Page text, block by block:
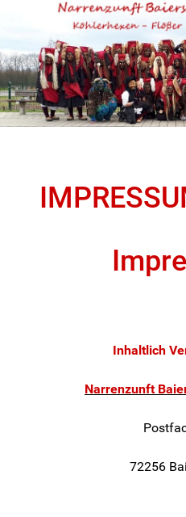
Inhaltlich
Narrenzunft
72256